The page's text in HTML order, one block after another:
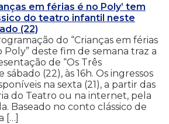
em férias é no Poly’ tem
do teatro infantil neste
(22)
do “Crianças em férias
Poly” deste fim de semana traz a
de “Os Três
(22), às 16h. Os ingressos
na sexta (21), a partir das
do Teatro ou na internet, pela
Baseado no conto clássico de
[…]